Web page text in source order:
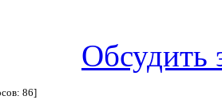
Обсудить
86]